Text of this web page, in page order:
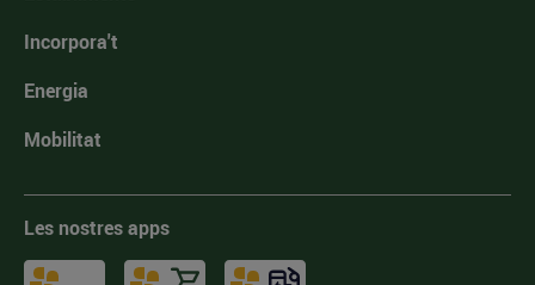
Incorpora't
Energia
Mobilitat
Les nostres apps